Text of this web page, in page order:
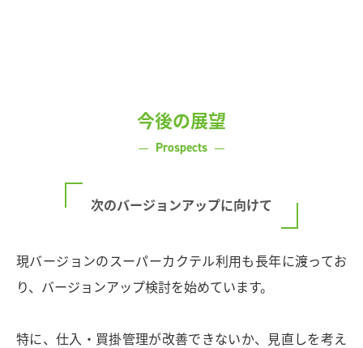
今後の展望
Prospects
次のバージョンアップに向けて
現バージョンのスーパーカクテル利用も長年に渡ってお
り、バージョンアップ検討を始めています。
特に、仕入・買掛管理が改善できないか、見直しを考え